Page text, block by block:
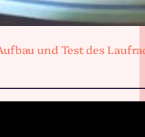
und Test des